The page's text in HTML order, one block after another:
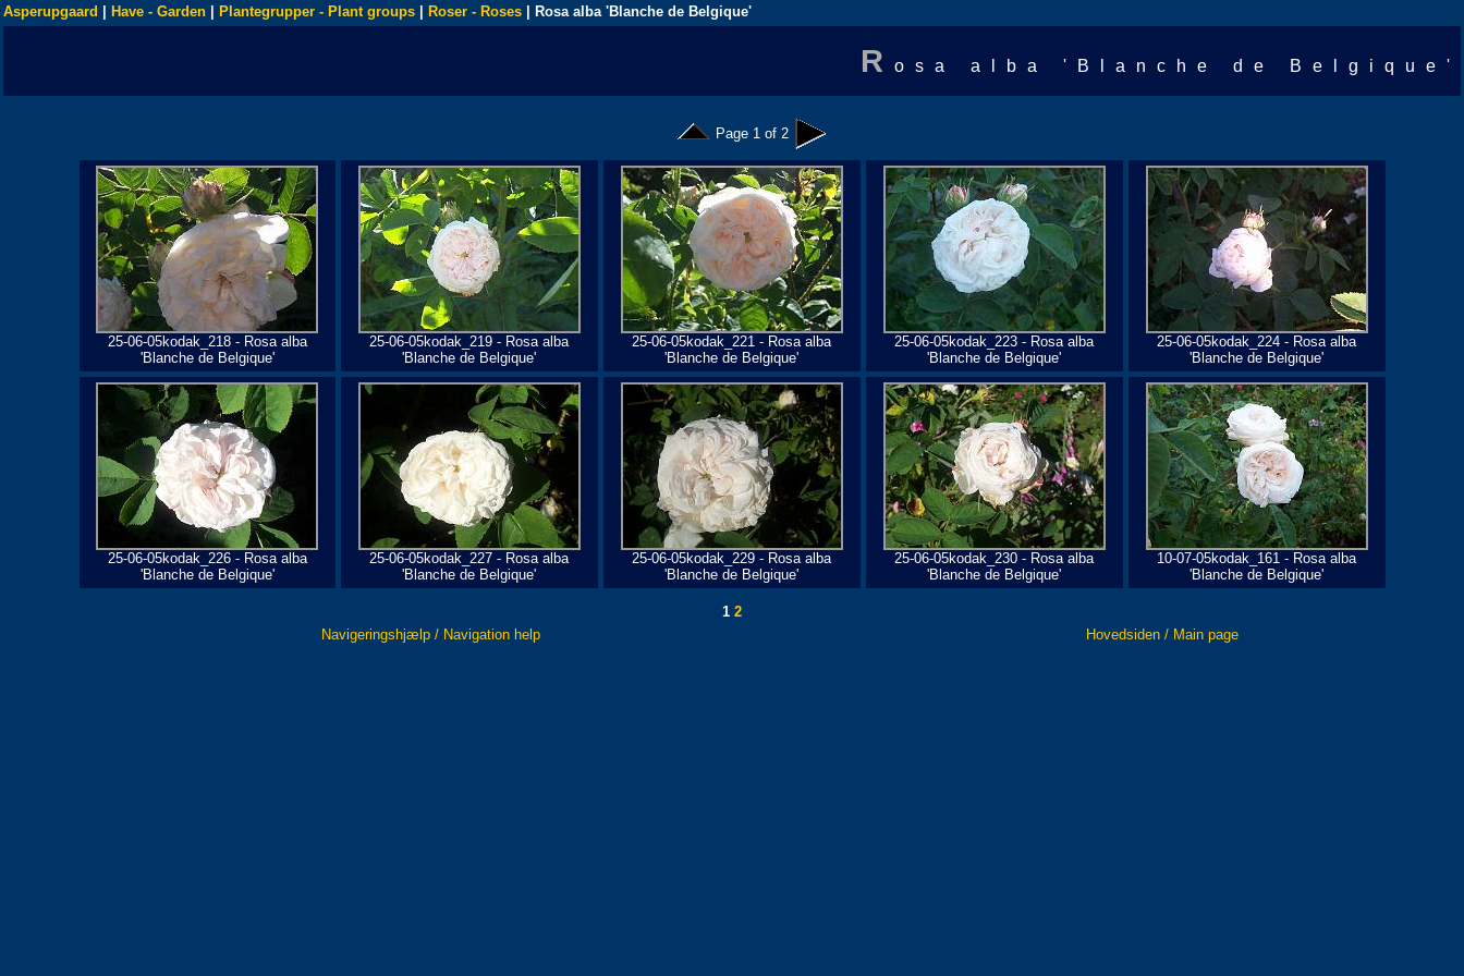
Asperupgaard Have - Garden Plantegrupper - Plant groups Roser - Roses | Rosa alba 'Blanche de Belgique'
R osa alba 'Blanche de Belgique'
Page 1 of 2
25-06-05kodak_218 - Rosa alba
'Blanche de Belgique'
25-06-05kodak_219 - Rosa alba
'Blanche de Belgique'
25-06-05kodak_221 - Rosa alba
'Blanche de Belgique'
25-06-05kodak_223 - Rosa alba
'Blanche de Belgique'
25-06-05kodak_224 - Rosa alba
'Blanche de Belgique'
25-06-05kodak_226 - Rosa alba
'Blanche de Belgique'
25-06-05kodak_227 - Rosa alba
'Blanche de Belgique'
25-06-05kodak_229 - Rosa alba
'Blanche de Belgique'
25-06-05kodak_230 - Rosa alba
'Blanche de Belgique'
10-07-05kodak_161 - Rosa alba
'Blanche de Belgique'
1 2
Navigeringshjælp / Navigation help
Hovedsiden / Main page